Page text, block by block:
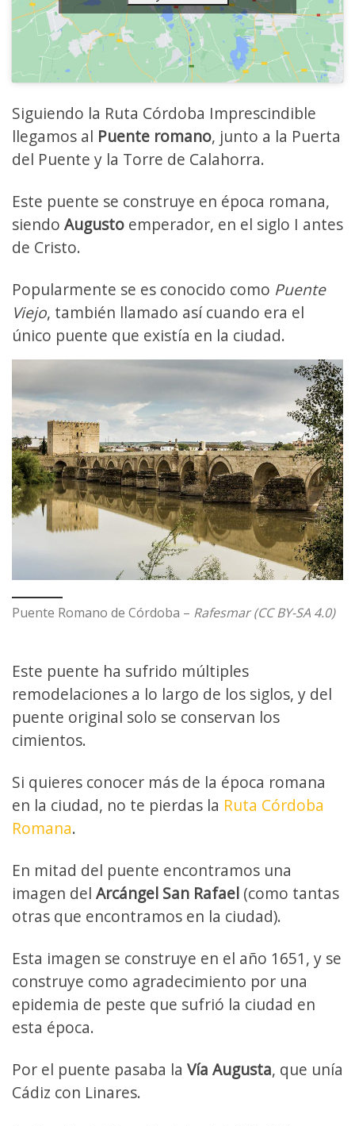
Siguiendo la Ruta Córdoba Imprescindible
llegamos al Puente romano, junto a la Puerta
del Puente y la Torre de Calahorra.
Este puente se construye en época romana,
siendo Augusto emperador, en el siglo I antes
de Cristo.
Popularmente se es conocido como Puente
Viejo, también llamado así cuando era el
único puente que existía en la ciudad.
Puente Romano de Córdoba – Rafesmar (CC BY-SA 4.0)
Este puente ha sufrido múltiples
remodelaciones a lo largo de los siglos, y del
puente original solo se conservan los
cimientos.
Si quieres conocer más de la época romana
en la ciudad, no te pierdas la Ruta Córdoba
Romana.
En mitad del puente encontramos una
imagen del Arcángel San Rafael (como tantas
otras que encontramos en la ciudad).
Esta imagen se construye en el año 1651, y se
construye como agradecimiento por una
epidemia de peste que sufrió la ciudad en
esta época.
Por el puente pasaba la Vía Augusta, que unía
Cádiz con Linares.